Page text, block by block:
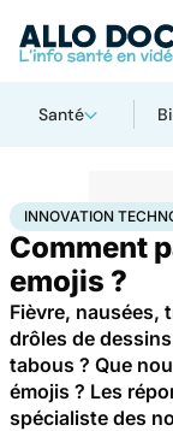
Santé
AccueilSanté
INNOVATION
Comment
emojis ?
Fièvre, nausées,
drôles de
tabous ? Que
émojis ? Les
spécialiste des